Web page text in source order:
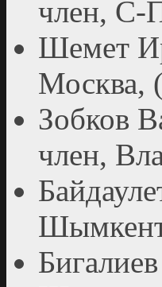
член, С-
Шемет
Москва,
Зобков
член,